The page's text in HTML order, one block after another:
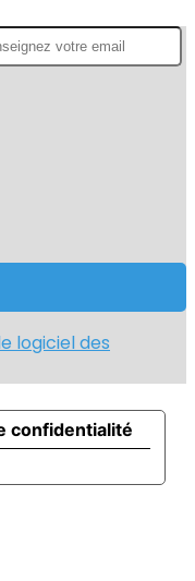
logiciel des
confidentialité